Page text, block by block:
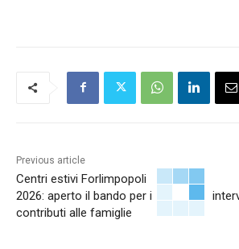
Previous article
Centri estivi Forlimpopoli
2026: aperto il bando per i
contributi alle famiglie